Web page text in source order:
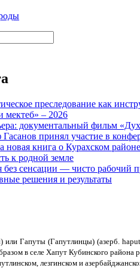
преследование как
мектеб» – 2026
документальный фильм
принял участие в
новая книга о Курахском районе
к родной земле
без сенсации — чисто рабочий
решения и результаты
Гапуты (Гапутлинцы) (азерб.
в селе Хапут Кубинского района
лезгинском и